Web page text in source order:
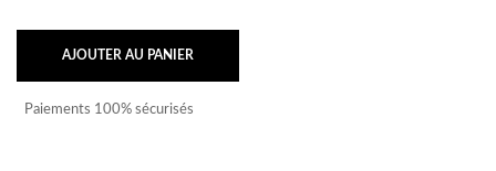
AJOUTER AU PANIER
Paiements 100% sécurisés